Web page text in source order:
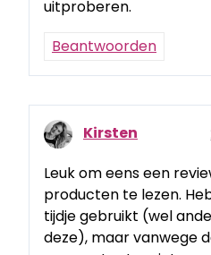
uitproberen.
Beantwoorden
Kirsten
Leuk om eens een
producten te lezen.
tijdje gebruikt (wel
deze), maar vanwege